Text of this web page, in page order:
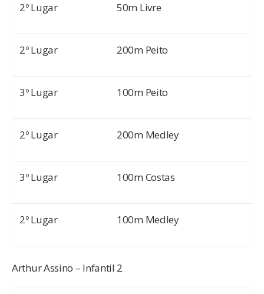
2º Lugar 50m Livre
2º Lugar 200m Peito
3º Lugar 100m Peito
2º Lugar 200m Medley
3º Lugar 100m Costas
2º Lugar 100m Medley
Arthur Assino – Infantil 2